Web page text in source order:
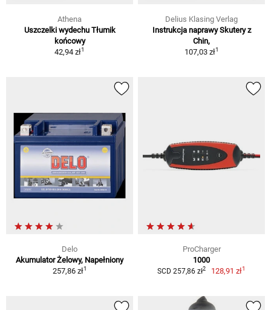
Athena
Uszczelki wydechu Tłumik
końcowy
42,94 zł1
Delius Klasing Verlag
Instrukcja naprawy Skutery z
Chin,
107,03 zł1
Delo
Akumulator Żelowy, Napełniony
257,86 zł1
ProCharger
1000
SCD 257,86 zł2 128,91 zł1